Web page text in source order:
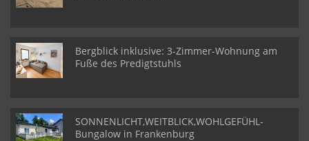
Bergblick inklusive: 3-Zimmer-Wohnung am
Fuße des Predigtstuhls
SONNENLICHT,WEITBLICK,WOHLGEFÜHL-
Bungalow in Frankenburg